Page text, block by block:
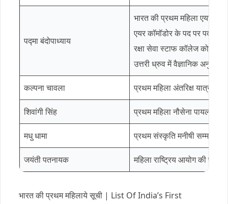
पद्मा बंदोपाध्याय
भारत की प्रथम महिला एयर
एयर कॉमॉडोर के पद पर पदोन्नत
रक्षा सेवा स्टाफ कॉलेज कोर्स
उत्तरी ध्रुव में वैज्ञानिक
कल्पना चावला प्रथम महिला अंतरिक्ष यात्री
शिवांगी सिंह प्रथम महिला नौसेना पायलट
मधु धामा प्रथम संस्कृति मनीषी सम्मान से
जयंती पतनायक महिला राष्ट्रिय आयोग की पहली
भारत की प्रथम महिलाये सूची | List Of India’s First